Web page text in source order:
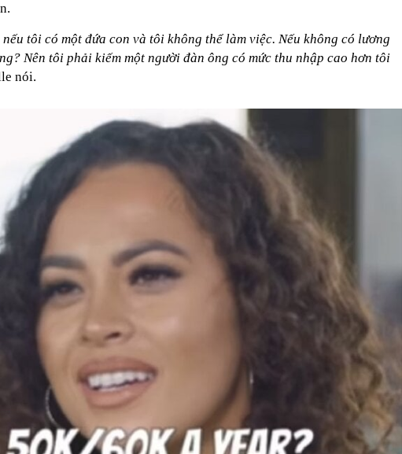
tôi có một đứa con và tôi không thể làm việc. Nếu không có lương
Nên tôi phải kiếm một người đàn ông có mức thu nhập cao hơn tôi
nói.